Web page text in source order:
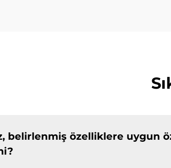
belirlenmiş özelliklere uygun